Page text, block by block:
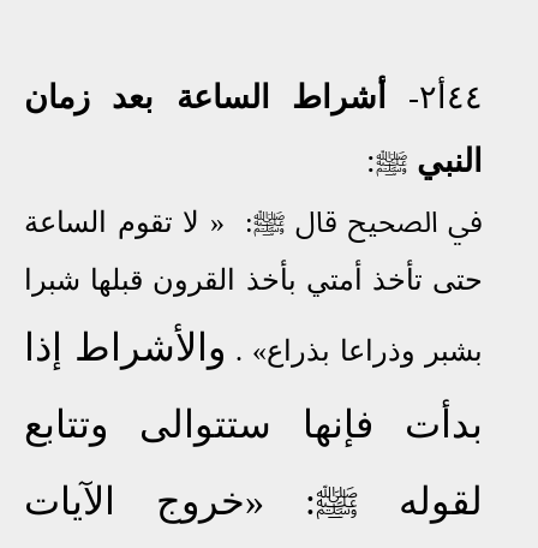
٤٤أ٢-
أشراط الساعة بعد زمان
النبي ﷺ:
في الصحيح قال ﷺ:
» لا تقوم الساعة
حتى تأخذ أمتي بأخذ القرون قبلها شبرا
بشبر وذراعا بذراع» . والأشراط إذا
بدأت فإنها ستتوالى وتتابع
لقوله ﷺ: «خروج الآيات